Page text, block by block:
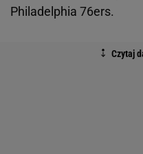
Philadelphia 76ers.